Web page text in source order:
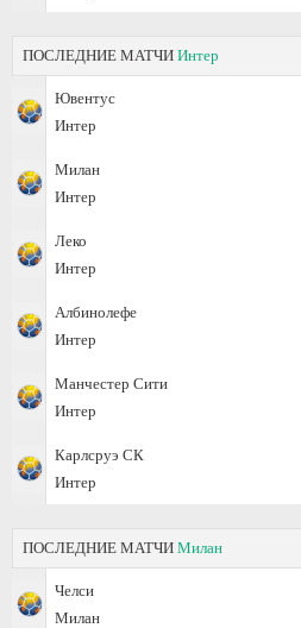
ПОСЛЕДНИЕ МАТЧИ Интер
Ювентус
Интер
Милан
Интер
Леко
Интер
Албинолефе
Интер
Манчестер Сити
Интер
Карлсруэ СК
Интер
ПОСЛЕДНИЕ МАТЧИ Милан
Челси
Милан